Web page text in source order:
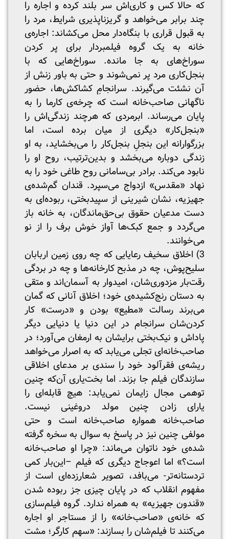
که حالا کس و کاری‌اش سر بلند کرده و اجاره را
چند برابر می‌خواهد و گریزناپذیری شرایط، مرد را
به قبول قراری با بنگاه‌دار محل می‌کشاند: اجاره‌ی
خانه به یک گروه فیلمبردار برای پر کردن
سوراخ‌های به جا مانده. سوراخ‌هایی که با
بنجل‌کاری مرد پر نمی‌شوند و حتی به باور زنش از
آن نشئت می‌گیرند. سرانجامِ کشاکش‌ها، حضور
ناگهانی صاحب‌خانه است که چرخه‌ی کارما را به
پایان می‌رساند. ابرمردی که هرچند زندگی‌اش را
«بنجل‌کار» دیگری از میان برده است، اما
بزرگوارانه این بنجلِ بنجل‌کار را می‌بخشاید، به او
زندگی دوباره می‌بخشد و بدین‌ترتیب، روح او را
نابود می‌کند. برادر بی‌سامانی روح طاغی خود را به
نهاد «مقدس» ازدواج می‌سپرد. قندان گم‌شده‌ی
جهیزیه، نشان شیرینی از سپیدبختی، ربوده‌ای به
دست مدعیان حقوق بی‌حق‌ماندگان، به خانه باز
می‌گردد و جمع کبک‌ها آواز خوش برف را از نو
می‌خوانند.
3) اخلاق سخیف رعایایی که چه روی زمین اربابان
سلیح‌پوش، چه در مذبح کارخانه‌ها و چه در بردگی
رقت‌بار مزدوری‌شان، امیدوار به آسمان‌اند و متقی
به دستان رنج‌کشیده‌ی خود؛ اخلاق آنانی که گمان
می‌برند رسالت «مطیع» بودن و «درست» کار
کردن‌شان سرانجام در این دنیا یا دنیایی دیگر
پاداش و نیک‌بختی برایشان به ارمغان می‌آورد؛ در
صاحب‌خانه‌ای تجلی می‌یابد که به اصرار می‌خواهد
ریشه‌ی فقرآلود خود را سندی بر مدعای اخلاقی
سازندگان فیلم جا بزند. اما بخت‌یاری آن‌که چنین
توهمی مجال زایمان نمی‌یابد: هیچ قابله‌ای را
یارای زادن چنین مولد دروغینی نیست.
صاحب‌خانه همواره صاحب‌خانه است و حتی
مولفی چنین نیز در پاسخ به سوال به سخره گرفته
شده‌ی خود ناتوان می‌ماند: «چرا او صاحب‌خانه
است؟» اما اعوجاج دیگری که فیلم –این‌بار کمی
تردستانه‌تر- می‌بافد، تصویر شعارزده‌ای است از
مفهوم انقلاب که در پایان چیزی جز ربوده شدن
«قندون جهیزیه» به همراه ندارد. گروه فیلم‌سازی
که خانه‌ی «صاحب‌خانه» را از مستاجر او اجاره
می‌کنند تا فیلم‌شان را بسازند: «سهم کارگر؛ مشت